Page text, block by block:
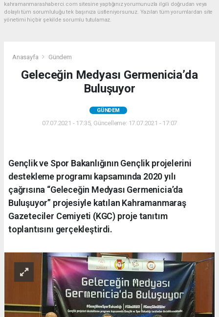
kahramanmarashaberci.com sitesine yaptığınız yorumunuzla ilgili doğrudan veya
dolaylı tüm sorumluluğu tek başınıza üstleniyorsunuz. Yazılan tüm yorumlardan site
yönetimi hiçbir şekilde sorumlu tutulamaz.
Anasayfa Gündem
Geleceğin Medyası Germenicia’da
Buluşuyor
GÜNDEM
07.07.2021 - 17:35, Güncelleme: 17.07.2021 - 17:07
Gençlik ve Spor Bakanlığının Gençlik projelerini
destekleme programı kapsamında 2020 yılı
çağrısına “Geleceğin Medyası Germenicia’da
Buluşuyor” projesiyle katılan Kahramanmaraş
Gazeteciler Cemiyeti (KGC) proje tanıtım
toplantısını gerçekleştirdi.